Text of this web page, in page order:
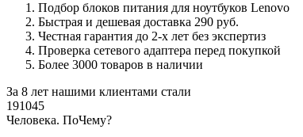
Подбор блоков питания для ноутбуков Lenovo
Быстрая и дешевая доставка 290 руб.
Честная гарантия до 2-х лет без экспертиз
Проверка сетевого адаптера перед покупкой
Более 3000 товаров в наличии
За 8 лет нашими клиентами стали
191045
Человека. ПоЧему?